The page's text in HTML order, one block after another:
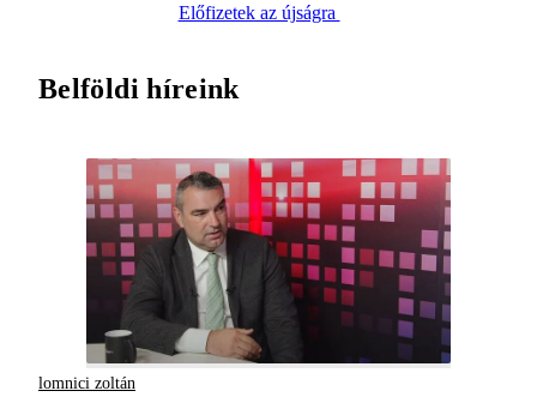
Előfizetek az újságra
Belföldi híreink
lomnici zoltán